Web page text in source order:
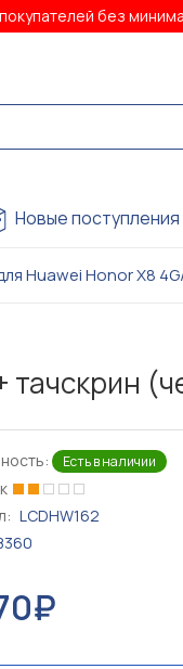
без
Новые поступления
Huawei Honor X8
тачскрин
Есть в наличии
LCDHW162